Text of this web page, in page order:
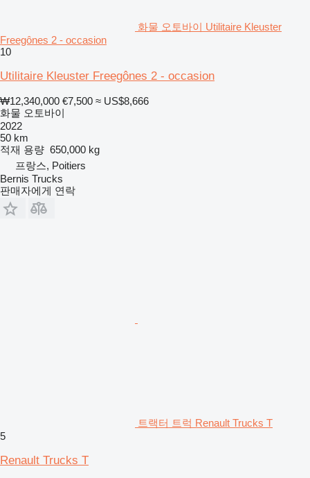
화물 오토바이 Utilitaire Kleuster
Freegônes 2 - occasion
10
Utilitaire Kleuster Freegônes 2 - occasion
₩12,340,000 €7,500 ≈ US$8,666
화물 오토바이
2022
50 km
적재 용량 650,000 kg
프랑스, Poitiers
Bernis Trucks
판매자에게 연락
트랙터 트럭 Renault Trucks T
5
Renault Trucks T